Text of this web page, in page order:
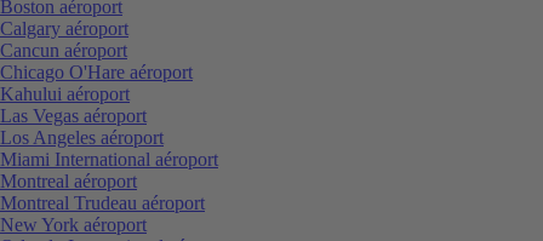
Boston aéroport
Calgary aéroport
Cancun aéroport
Chicago O'Hare aéroport
Kahului aéroport
Las Vegas aéroport
Los Angeles aéroport
Miami International aéroport
Montreal aéroport
Montreal Trudeau aéroport
New York aéroport